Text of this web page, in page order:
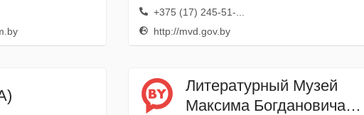
+375 (17) 245-51-...
http://mvd.gov.by
Литературный Музей
Максима Богдановича